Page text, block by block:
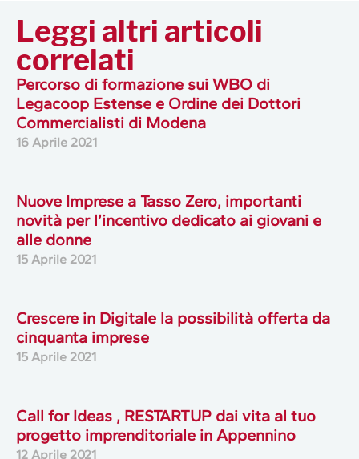
Leggi altri articoli
correlati
Percorso di formazione sui WBO di
Legacoop Estense e Ordine dei Dottori
Commercialisti di Modena
16 Aprile 2021
Nuove Imprese a Tasso Zero, importanti
novità per l’incentivo dedicato ai giovani e
alle donne
15 Aprile 2021
Crescere in Digitale la possibilità offerta da
cinquanta imprese
15 Aprile 2021
Call for Ideas , RESTARTUP dai vita al tuo
progetto imprenditoriale in Appennino
12 Aprile 2021